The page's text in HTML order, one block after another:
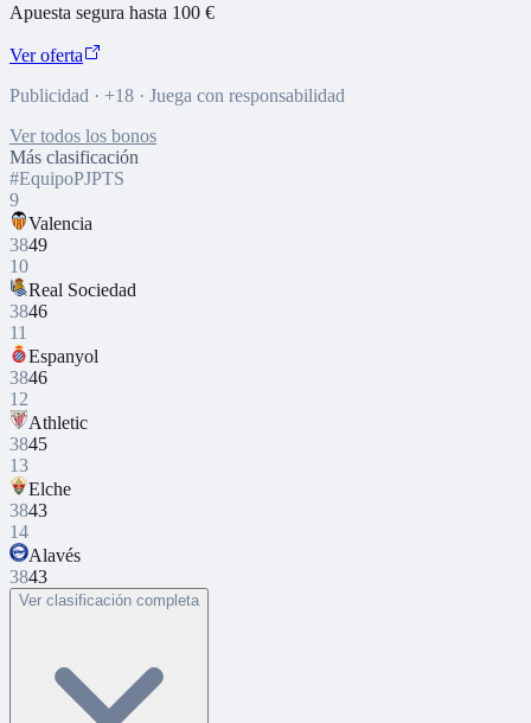
Apuesta segura hasta 100 €
Ver oferta
Publicidad · +18 · Juega con responsabilidad
Ver todos los bonos
Más clasificación
#EquipoPJPTS
9
Valencia
3849
10
Real Sociedad
3846
11
Espanyol
3846
12
Athletic
3845
13
Elche
3843
14
Alavés
3843
Ver clasificación completa